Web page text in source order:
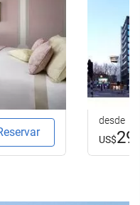
desde
US$